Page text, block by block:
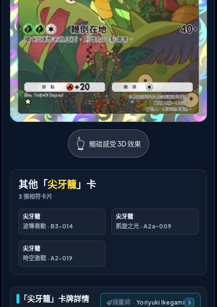
👆 觸碰感受 3D 效果
其他「尖牙籠 」卡
3 張相符卡片
尖牙籠
波導奏動 · B3-014
尖牙籠
凱旋之光 · A2a-009
尖牙籠
時空激戰 · A2-019
「尖牙籠」卡牌詳情 插畫師 · Yoriyuki Ikegami